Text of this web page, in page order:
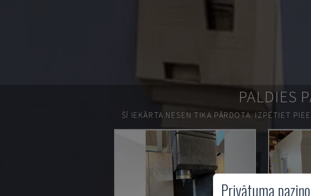
PALDIES
ŠĪ IEKĀRTA NESEN TIKA PĀRDOTA. IZPĒTIET
Privātuma